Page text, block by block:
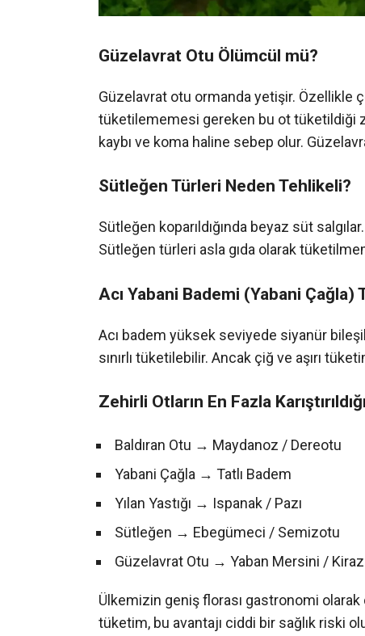
Güzelavrat Otu Ölümcül mü?
Güzelavrat otu ormanda yetişir. Özellikle
tüketilememesi gereken bu ot tüketildiği
kaybı ve koma haline sebep olur.
Sütleğen Türleri Neden Tehlikeli?
Sütleğen koparıldığında beyaz süt
Sütleğen türleri asla gıda olarak
Acı Yabani Bademi (Yabani
Acı badem yüksek seviyede siyanür
sınırlı tüketilebilir. Ancak çiğ ve aşırı
Zehirli Otların En Fazla
Baldıran Otu → Maydanoz / Dereotu
Yabani Çağla → Tatlı Badem
Yılan Yastığı → Ispanak / Pazı
Sütleğen → Ebegümeci / Semizotu
Güzelavrat Otu → Yaban Mersini / Kiraz
Ülkemizin geniş florası gastronomi
tüketim, bu avantajı ciddi bir sağlık riski